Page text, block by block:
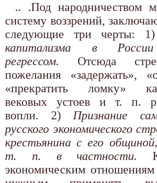
.. .Под народничеством
систему воззрений,
следующие три черты:
капитализма в
регрессом. Отсюда
пожелания «задержать»,
«прекратить ломку»
вековых устоев и т. п.
вопли. 2)Признание
русского экономического
крестьянина с его
т. п. в частности. К
экономическим